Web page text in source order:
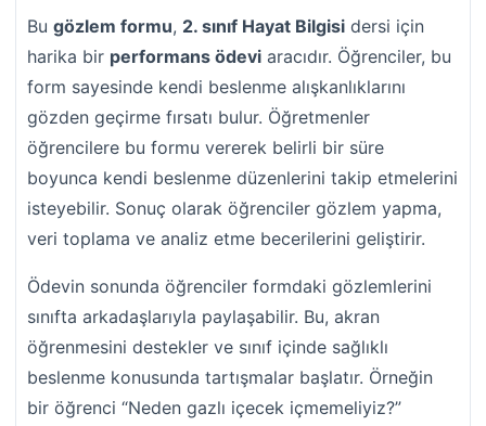
Bu gözlem formu, 2. sınıf Hayat Bilgisi dersi için
harika bir performans ödevi aracıdır. Öğrenciler, bu
form sayesinde kendi beslenme alışkanlıklarını
gözden geçirme fırsatı bulur. Öğretmenler
öğrencilere bu formu vererek belirli bir süre
boyunca kendi beslenme düzenlerini takip etmelerini
isteyebilir. Sonuç olarak öğrenciler gözlem yapma,
veri toplama ve analiz etme becerilerini geliştirir.
Ödevin sonunda öğrenciler formdaki gözlemlerini
sınıfta arkadaşlarıyla paylaşabilir. Bu, akran
öğrenmesini destekler ve sınıf içinde sağlıklı
beslenme konusunda tartışmalar başlatır. Örneğin
bir öğrenci “Neden gazlı içecek içmemeliyiz?”